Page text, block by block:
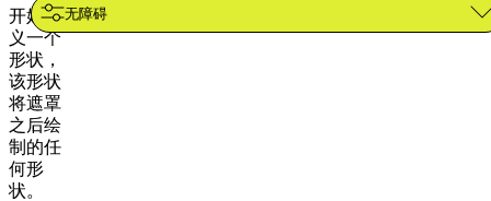
无障碍
开始定
义一个
形状，
该形状
将遮罩
之后绘
制的任
何形
状。